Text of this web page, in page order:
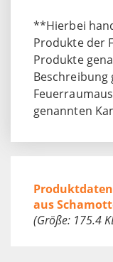
**Hierbei
Produkte der
Produkte
Beschreibung
genannten
aus
(Größe: 175.4